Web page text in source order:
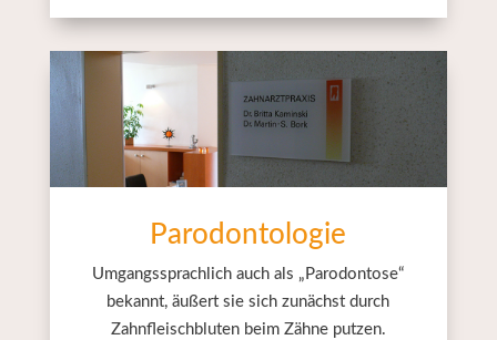
Parodontologie
Umgangssprachlich auch als „Parodontose“
bekannt, äußert sie sich zunächst durch
Zahnfleischbluten beim Zähne putzen.